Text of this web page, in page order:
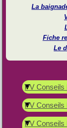
La
Fiche
Le
PV Conseils
PV Conseils
PV Conseils